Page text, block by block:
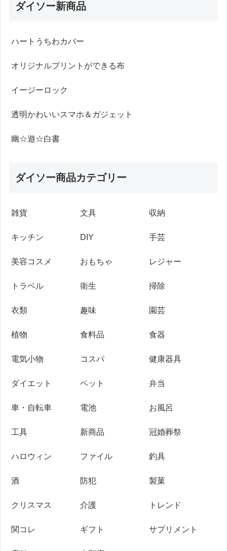
ダイソー新商品
ハートうちわカバー
オリジナルプリントができる布
イージーロック
透明かわいいスマホ＆ガジェット
幽☆遊☆白書
ダイソー商品カテゴリー
雑貨 文具 収納
キッチン DIY 手芸
美容コスメ おもちゃ レジャー
トラベル 衛生 掃除
衣類 趣味 園芸
植物 食料品 食器
電気小物 コスパ 健康器具
ダイエット ペット 弁当
車・自転車 電池 お風呂
工具 新商品 冠婚葬祭
ハロウィン ファイル 釣具
酒 防犯 製菓
クリスマス 介護 トレンド
関コレ ギフト サプリメント